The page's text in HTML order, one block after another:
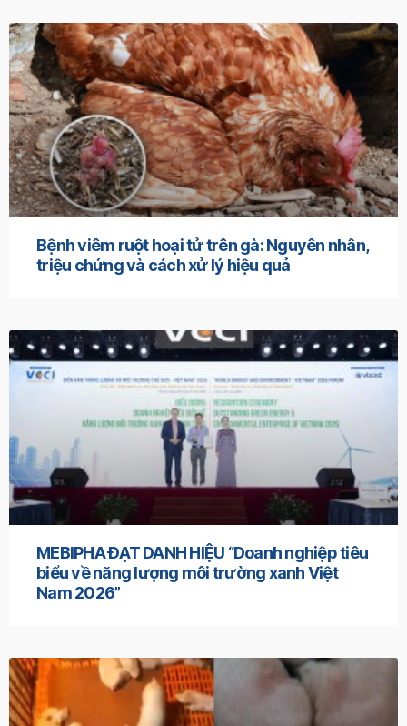
Bệnh viêm ruột hoại tử trên gà: Nguyên nhân,
triệu chứng và cách xử lý hiệu quả
MEBIPHA ĐẠT DANH HIỆU “Doanh nghiệp tiêu
biểu về năng lượng môi trường xanh Việt
Nam 2026”